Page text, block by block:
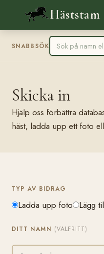
Häststam
SNABBSÖK
Skicka in
Hjälp oss förbättra
häst, ladda upp ett foto
TYP AV BIDRAG
Ladda upp foto Lägg
DITT NAMN (VALFRITT)